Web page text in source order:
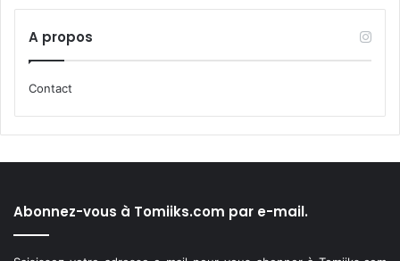
A propos
Contact
Abonnez-vous à Tomiiks.com par e-mail.